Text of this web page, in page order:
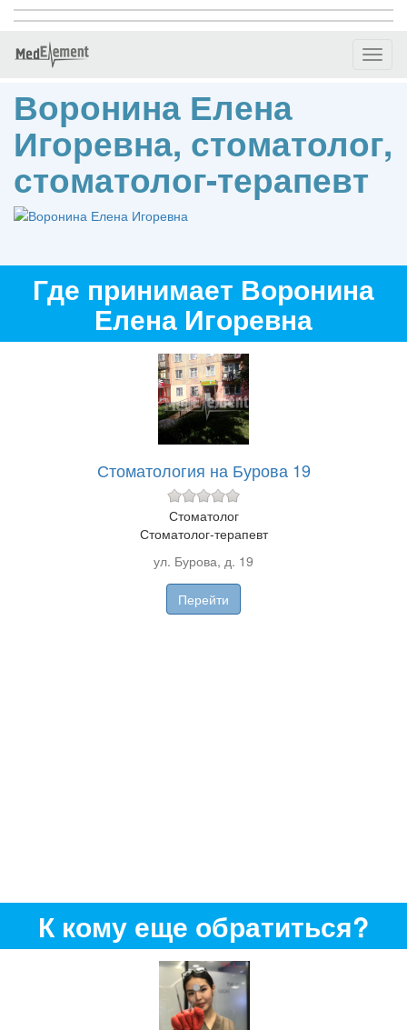
Воронина Елена
Игоревна, стоматолог,
стоматолог-терапевт
Где принимает Воронина
Елена Игоревна
Стоматология на Бурова 19
Стоматолог
Стоматолог-терапевт
ул. Бурова, д. 19
Перейти
К кому еще обратиться?